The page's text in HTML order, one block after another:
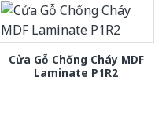
Cửa Gỗ Chống Cháy MDF
Laminate P1R2